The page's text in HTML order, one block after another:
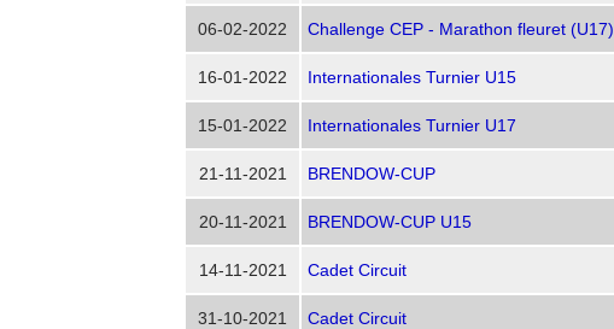
06-02-2022 Challenge CEP - Marathon fleuret (U17)
16-01-2022 Internationales Turnier U15
15-01-2022 Internationales Turnier U17
21-11-2021 BRENDOW-CUP
20-11-2021 BRENDOW-CUP U15
14-11-2021 Cadet Circuit
31-10-2021 Cadet Circuit